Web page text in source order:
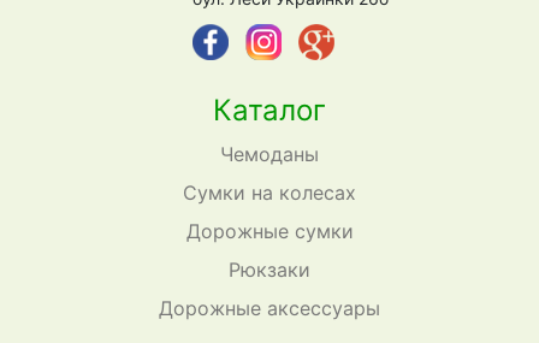
Каталог
Чемоданы
Сумки на колесах
Дорожные сумки
Рюкзаки
Дорожные аксессуары